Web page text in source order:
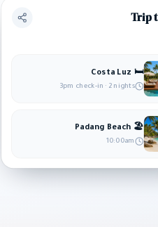
Trip
🛏️ Costa Luz
3pm check-in · 2 nights
🏖️ Padang Beach
10:00am